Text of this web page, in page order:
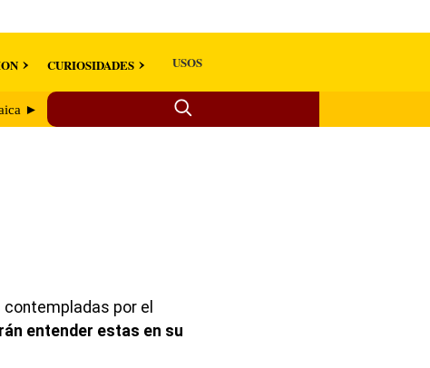
CURIOSIDADES USOS
►
por el
entender estas en su